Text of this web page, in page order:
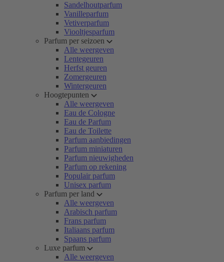
Sandelhoutparfum
Vanilleparfum
Vetiverparfum
Viooltjesparfum
Parfum per seizoen
Alle weergeven
Lentegeuren
Herfst geuren
Zomergeuren
Wintergeuren
Hoogtepunten
Alle weergeven
Eau de Cologne
Eau de Parfum
Eau de Toilette
Parfum aanbiedingen
Parfum miniaturen
Parfum nieuwigheden
Parfum op rekening
Populair parfum
Unisex parfum
Parfum per land
Alle weergeven
Arabisch parfum
Frans parfum
Italiaans parfum
Spaans parfum
Luxe parfum
Alle weergeven